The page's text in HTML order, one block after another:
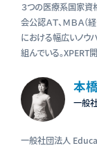
３つの医療系国家資
会公認ＡＴ、ＭＢＡ
における幅広いノウ
組んでいる。XPERT
本
一般
一般社団法人